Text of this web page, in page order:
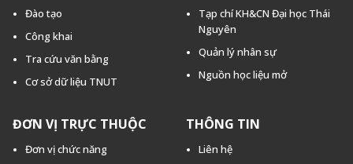
Đào tạo
Công khai
Tra cứu văn bằng
Cơ sở dữ liệu TNUT
Tạp chí KH&CN Đại học Thái
Nguyên
Quản lý nhân sự
Nguồn học liệu mở
ĐƠN VỊ TRỰC THUỘC
Đơn vị chức năng
THÔNG TIN
Liên hệ